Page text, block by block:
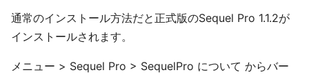
通常のインストール方法だと正式版のSequel Pro 1.1.2が
インストールされます。
メニュー > Sequel Pro > SequelPro について からバー